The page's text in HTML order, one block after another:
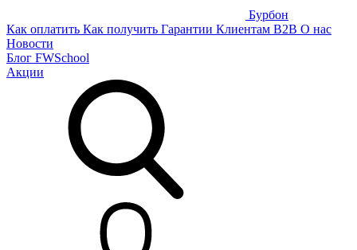
Бурбон
Как оплатить Как получить Гарантии Клиентам B2B О нас
Новости
Блог FWSchool
Акции